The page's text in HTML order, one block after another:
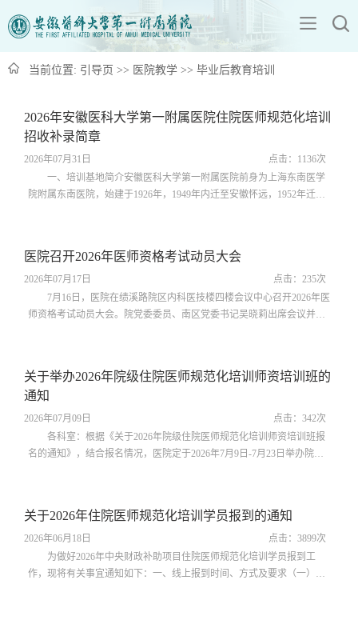
当前位置: 引导页 >> 医院教学 >> 毕业后教育培训
2026年安徽医科大学第一附属医院住院医师规范化培训
招收补录简章
2026年07月31日 点击： 1136次
一、培训基地简介安徽医科大学第一附属医院前身为上海东南医学
院附属东南医院，始建于1926年，1949年内迁至安徽怀远，1952年迁至
榜，是国家中西医协同“旗舰”医院试点项目建设单位、国家临床教学培
训示范中心、国家卫生应急医...
医院召开2026年医师资格考试动员大会
2026年07月17日 点击： 235次
7月16日，医院在绩溪路院区内科医技楼四楼会议中心召开2026年医
师资格考试动员大会。院党委委员、南区党委书记吴晓莉出席会议并作
个人职业发展、医院教学内涵建设及三级公立医院绩效考核工作的重要
意义，并围绕备考冲刺向全体考...
关于举办2026年院级住院医师规范化培训师资培训班的
通知
2026年07月09日 点击： 342次
各科室：根据《关于2026年院级住院医师规范化培训师资培训班报
名的通知》，结合报名情况，医院定于2026年7月9日-7月23日举办院级
时间2026年7月9日15:00至2025年7月23日24:00。三、培训方式在规定的
时间段内，按要求完成线上课...
关于2026年住院医师规范化培训学员报到的通知
2026年06月18日 点击： 3899次
为做好2026年中央财政补助项目住院医师规范化培训学员报到工
作，现将有关事宜通知如下：一、线上报到时间、方式及要求（一）时